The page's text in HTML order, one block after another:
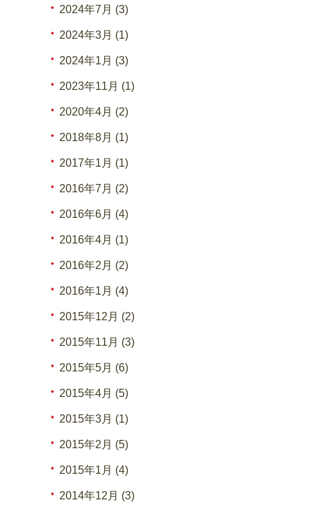
2024年7月 (3)
2024年3月 (1)
2024年1月 (3)
2023年11月 (1)
2020年4月 (2)
2018年8月 (1)
2017年1月 (1)
2016年7月 (2)
2016年6月 (4)
2016年4月 (1)
2016年2月 (2)
2016年1月 (4)
2015年12月 (2)
2015年11月 (3)
2015年5月 (6)
2015年4月 (5)
2015年3月 (1)
2015年2月 (5)
2015年1月 (4)
2014年12月 (3)